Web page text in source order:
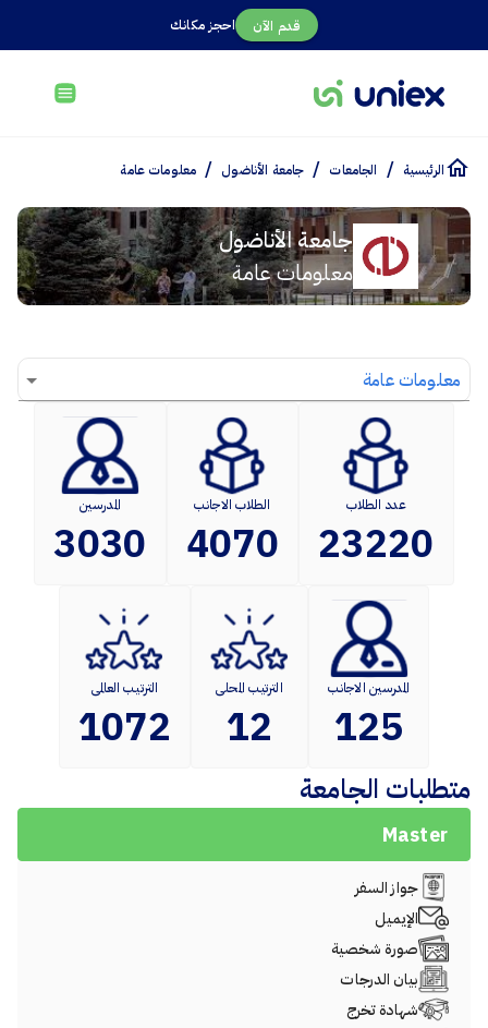
احجز مكانك قدم الآن
الرئيسية / الجامعات / جامعة الأناضول / معلومات عامة
جامعة الأناضول
معلومات عامة
معلومات عامة
عدد الطلاب
23220
الطلاب الاجانب
4070
المدرسين
3030
المدرسين الاجانب
125
الترتيب المحلى
12
الترتيب العالمى
1072
متطلبات الجامعة
Master
جواز السفر
الإيميل
صورة شخصية
بيان الدرجات
شهادة تخرج